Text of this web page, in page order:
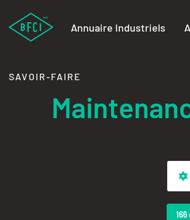
Annuaire Industriels
SAVOIR-FAIRE